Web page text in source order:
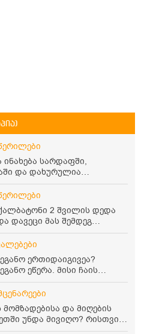
სარდაფში,
და დახურულია
თუ არა შენარჩუნებული
თუ არა მისი
2 შვილის დედა
დავეცი მას შემდეგ
გარეთ რადგან ისევ
ყურის ანთება მქონდა
გარეთ გასვილისას
გარეთ წაავალა
ეხლა როგორმე გავდივარ
მიწა მეცლება
დავეყრდნო აუცილებლად
ასევე დამეწყო
ვეღარ გავალ გაერთ
ერთიდაიგივეა?
ეწერა. მისი ჩაის
არის კარგი?
წყალში ჩავყაროთ 1 ჩაის
ორეგანო და
ჭამიდან 1-2 საათში.
ანთების საწინააღმდეგო
მომზადებისა და მიღების
უნდა მივიღო? რისთვის
თუ აქვს